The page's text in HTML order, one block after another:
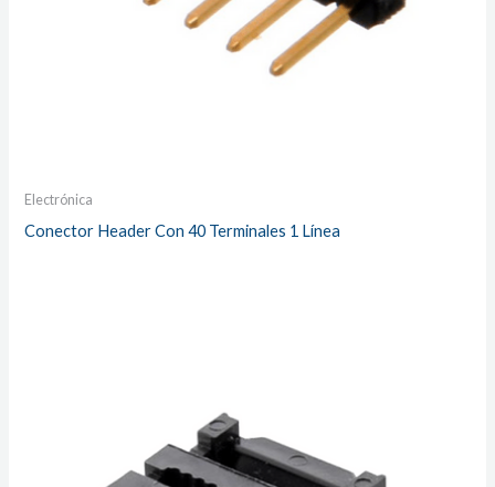
Electrónica
Conector Header Con 40 Terminales 1 Línea